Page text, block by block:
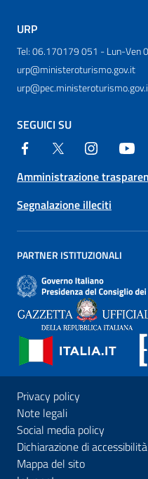
URP
Tel: 06.170179 051 - Lun-Ven
urp@ministeroturismo.gov.it
SEGUICI SU
Amministrazione
Segnalazione illeciti
PARTNER ISTITUZIONALI
Privacy policy
Note legali
Social media policy
Dichiarazione di accessibilità
Mappa del sito